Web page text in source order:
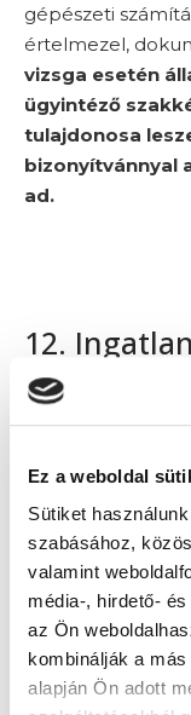
Ez a weboldal
Sütiket
szabásához,
valamint
média-, hirdető-
az Ön
kombinálják a
alapján Ön adott
gépészeti
értelmezel,
vizsga esetén
ügyintéző
tulajdonosa
bizonyítvánnyal
ad.
12.
ingatlana
foglalkozzon.
aki aztán
magas
összehoz egy
értékesítők havi
elérheti! Az
elvégezhető.